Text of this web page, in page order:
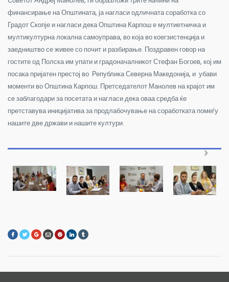
финансирање на Општината, ја нагласи одличната соработка со
Градот Скопје и нагласи дека Општина Карпош е мултиетничка и
мултикултурна локална самоуправа, во која во коегзистенција и
заедништво се живее со почит и разбирање. Поздравен говор на
гостите од Полска им упати и градоначалникот Стефан Богоев, кој им
посака пријатен престој во Република Северна Македонија, и убави
моменти во Општина Карпош. Претседателот Манолев на крајот им
се заблагодари за посетата и нагласи дека оваа средба ќе
претставува иницијатива за продлабочување на соработката помеѓу
нашите две држави и нашите култури.